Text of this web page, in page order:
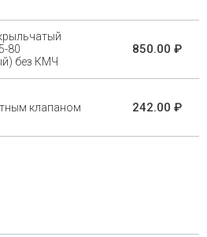
80
без КМЧ
850.00 ₽
клапаном 242.00 ₽